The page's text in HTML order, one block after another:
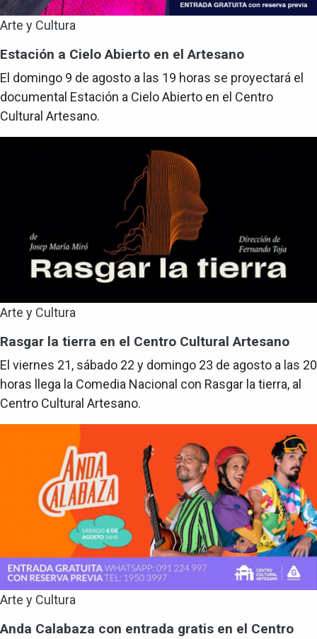
Arte y Cultura
Estación a Cielo Abierto en el Artesano
El domingo 9 de agosto a las 19 horas se proyectará el
documental Estación a Cielo Abierto en el Centro
Cultural Artesano.
Arte y Cultura
Rasgar la tierra en el Centro Cultural Artesano
El viernes 21, sábado 22 y domingo 23 de agosto a las 20
horas llega la Comedia Nacional con Rasgar la tierra, al
Centro Cultural Artesano.
Arte y Cultura
Anda Calabaza con entrada gratis en el Centro